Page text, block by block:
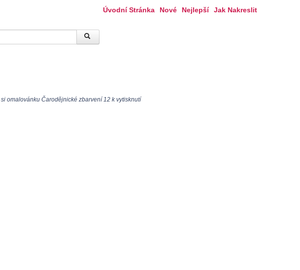
Úvodní Stránka Nové Nejlepší Jak Nakreslit
omalovánku Čarodějnické zbarvení 12 k vytisknutí